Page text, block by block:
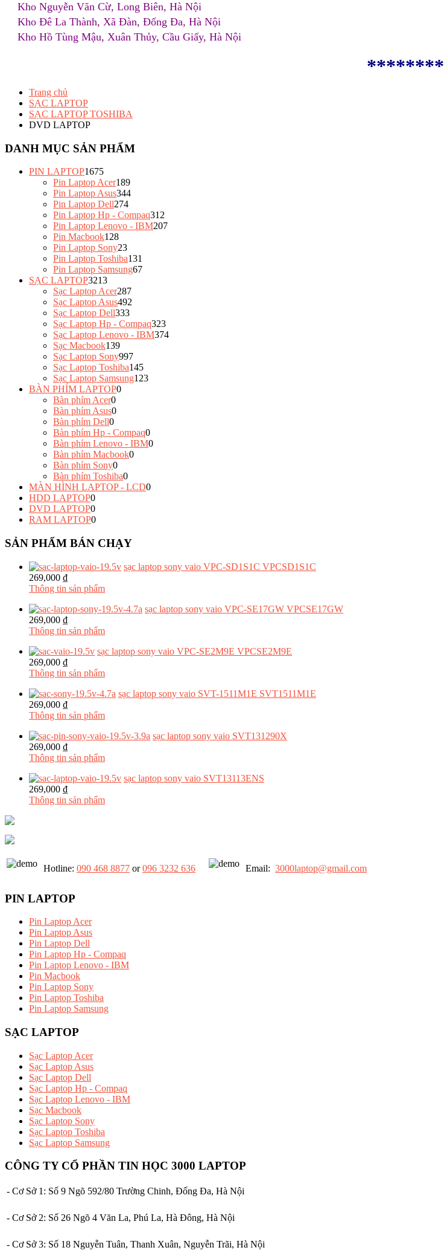
Kho Nguyễn Văn Cừ, Long Biên, Hà Nội
Kho Đê La Thành, Xã Đàn, Đống Đa, Hà Nội
Kho Hồ Tùng Mậu, Xuân Thủy, Cầu Giấy, Hà Nội
********
Trang chủ
SẠC LAPTOP
SẠC LAPTOP TOSHIBA
DVD LAPTOP
DANH MỤC SẢN PHẨM
PIN LAPTOP1675
Pin Laptop Acer189
Pin Laptop Asus344
Pin Laptop Dell274
Pin Laptop Hp - Compaq312
Pin Laptop Lenovo - IBM207
Pin Macbook128
Pin Laptop Sony23
Pin Laptop Toshiba131
Pin Laptop Samsung67
SẠC LAPTOP3213
Sạc Laptop Acer287
Sạc Laptop Asus492
Sạc Laptop Dell333
Sạc Laptop Hp - Compaq323
Sạc Laptop Lenovo - IBM374
Sạc Macbook139
Sạc Laptop Sony997
Sạc Laptop Toshiba145
Sạc Laptop Samsung123
BÀN PHÍM LAPTOP0
Bàn phím Acer0
Bàn phím Asus0
Bàn phím Dell0
Bàn phím Hp - Compaq0
Bàn phím Lenovo - IBM0
Bàn phím Macbook0
Bàn phím Sony0
Bàn phím Toshiba0
MÀN HÌNH LAPTOP - LCD0
HDD LAPTOP0
DVD LAPTOP0
RAM LAPTOP0
SẢN PHẨM BÁN CHẠY
sạc laptop sony vaio VPC-SD1S1C VPCSD1S1C
269,000 ₫
Thông tin sản phẩm
sạc laptop sony vaio VPC-SE17GW VPCSE17GW
269,000 ₫
Thông tin sản phẩm
sạc laptop sony vaio VPC-SE2M9E VPCSE2M9E
269,000 ₫
Thông tin sản phẩm
sạc laptop sony vaio SVT-1511M1E SVT1511M1E
269,000 ₫
Thông tin sản phẩm
sạc laptop sony vaio SVT131290X
269,000 ₫
Thông tin sản phẩm
sạc laptop sony vaio SVT13113ENS
269,000 ₫
Thông tin sản phẩm
Hotline: 090 468 8877 or096 3232 636 Email: 3000laptop@gmail.com
PIN LAPTOP
Pin Laptop Acer
Pin Laptop Asus
Pin Laptop Dell
Pin Laptop Hp - Compaq
Pin Laptop Lenovo - IBM
Pin Macbook
Pin Laptop Sony
Pin Laptop Toshiba
Pin Laptop Samsung
SẠC LAPTOP
Sạc Laptop Acer
Sạc Laptop Asus
Sạc Laptop Dell
Sạc Laptop Hp - Compaq
Sạc Laptop Lenovo - IBM
Sạc Macbook
Sạc Laptop Sony
Sạc Laptop Toshiba
Sạc Laptop Samsung
CÔNG TY CỔ PHẦN TIN HỌC 3000 LAPTOP
- Cơ Sở 1: Số 9 Ngõ 592/80 Trường Chinh, Đống Đa, Hà Nội
- Cơ Sở 2: Số 26 Ngõ 4 Văn La, Phú La, Hà Đông, Hà Nội
- Cơ Sở 3: Số 18 Nguyễn Tuân, Thanh Xuân, Nguyễn Trãi, Hà Nội